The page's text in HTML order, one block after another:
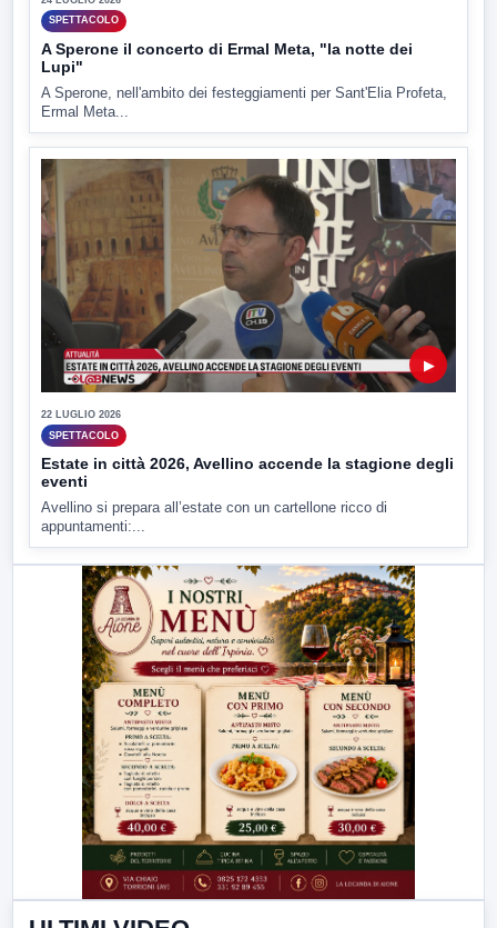
SPETTACOLO
A Sperone il concerto di Ermal Meta, "la notte dei
Lupi"
A Sperone, nell'ambito dei festeggiamenti per Sant'Elia Profeta,
Ermal Meta...
▶
22 LUGLIO 2026
SPETTACOLO
Estate in città 2026, Avellino accende la stagione degli
eventi
Avellino si prepara all’estate con un cartellone ricco di
appuntamenti:...